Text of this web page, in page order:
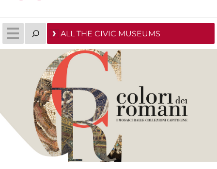
ALL THE CIVIC MUSEUMS